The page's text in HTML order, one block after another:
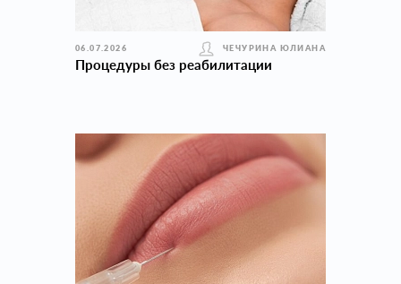
06.07.2026 ЧЕЧУРИНА ЮЛИАНА
Процедуры без реабилитации